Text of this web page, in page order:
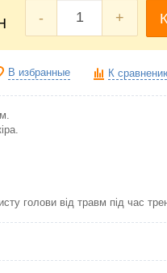
- +
В избранные К
голови від травм під час